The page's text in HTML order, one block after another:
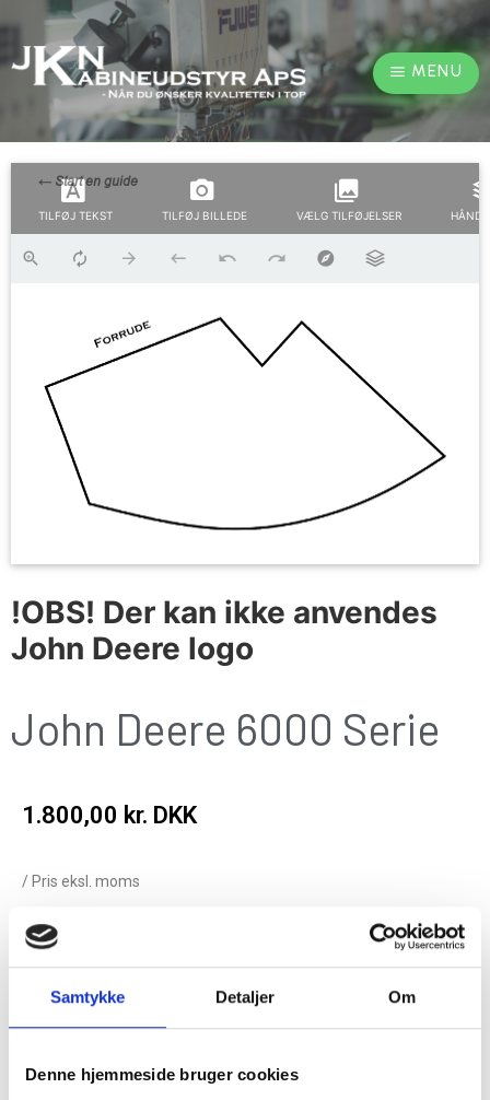
Samtykke Detaljer Om
Denne hjemmeside bruger cookies
MENU
TILFØJ TEKST TILFØJ BILLEDE VÆLG TILFØJELSER
!OBS! Der kan ikke anvendes
John Deere logo
John Deere 6000 Serie
1.800,00 kr. DKK
/ Pris eksl. moms